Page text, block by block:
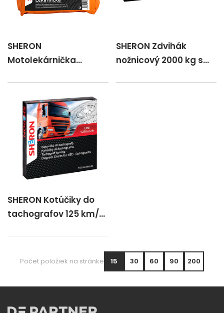
SHERON
Motolekárnička
SHERON Zdvihák
nožnicový 2000 kg s
SHERON Kotúčiky do
tachografov 125 km/h
Počet položiek na stránke 15 30 60 90 200